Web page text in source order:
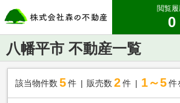
閲覧
0
八幡平市 不動産一覧
該当物件数 5件 販売数 2 件 1～5 件